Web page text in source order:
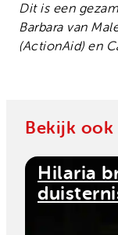
Dit is een
Barbara van
(ActionAid) en
Bekijk ook
Hilaria